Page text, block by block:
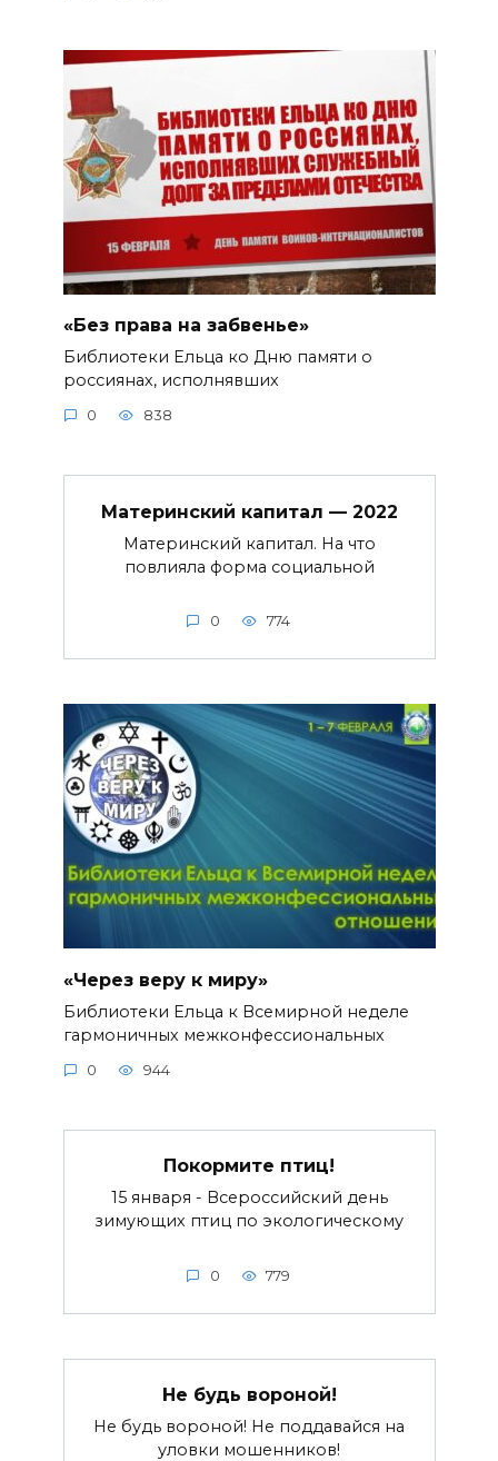
«Без права на забвенье»
Библиотеки Ельца ко Дню памяти о
россиянах, исполнявших
0 838
Материнский капитал — 2022
Материнский капитал. На что
повлияла форма социальной
0 774
«Через веру к миру»
Библиотеки Ельца к Всемирной неделе
гармоничных межконфессиональных
0 944
Покормите птиц!
15 января - Всероссийский день
зимующих птиц по экологическому
0 779
Не будь вороной!
Не будь вороной! Не поддавайся на
уловки мошенников!